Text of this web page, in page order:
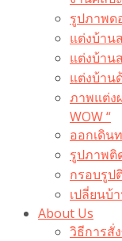
รูปภาพด
แต่งบ้าน
แต่งบ้าน
แต่งบ้าน
ภาพแต่ง
WOW “
ออกเดิน
รูปภาพติ
กรอบรูป
เปลี่ยนบ้
About Us
วิธีการสั่